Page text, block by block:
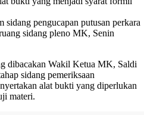
sidang pengucapan putusan perkara
sidang pleno MK, Senin
dibacakan Wakil Ketua MK, Saldi
sidang pemeriksaan
alat bukti yang diperlukan
materi.